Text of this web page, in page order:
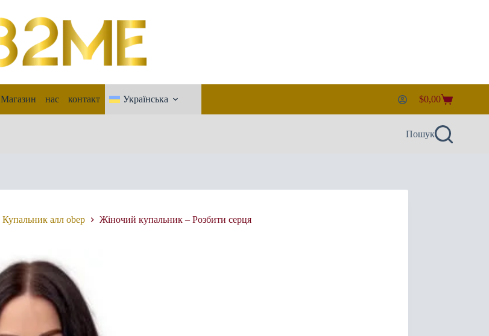
Магазин нас контакт Українська Кошик
$0,00
Пошук
Купальник aлл obep Жіночий купальник – Розбити серця